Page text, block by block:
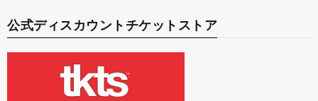
公式ディスカウントチケットストア